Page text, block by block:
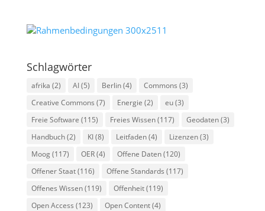
Schlagwörter
afrika (2) AI(5) Berlin(4) Commons (3)
Creative Commons (7) Energie (2) eu(3)
Freie Software (115) Freies Wissen(117) Geodaten(3)
Handbuch(2) KI(8) Leitfaden(4) Lizenzen(3)
Moog(117) OER(4) Offene Daten(120)
Offener Staat(116) Offene Standards (117)
Offenes Wissen(119) Offenheit(119)
Open Access (123) Open Content(4)